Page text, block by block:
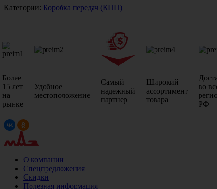
Категории: Коробка передач (КПП)
Более
15 лет
на
рынке
Удобное
местоположение
Самый
надежный
партнер
Широкий
ассортимент
товара
во
РФ
О компании
Спецпредложения
Скидки
Полезная информация